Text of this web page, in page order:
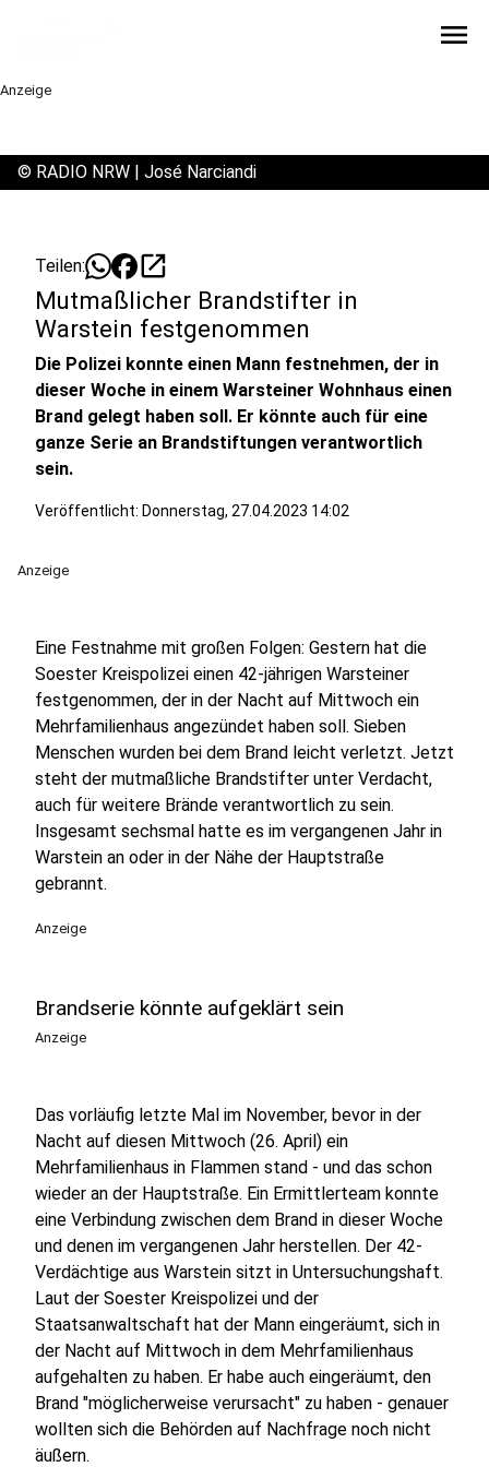
menu
Anzeige
© RADIO NRW | José Narciandi
Teilen: open_in_new
Mutmaßlicher Brandstifter in
Warstein festgenommen
Die Polizei konnte einen Mann festnehmen, der in
dieser Woche in einem Warsteiner Wohnhaus einen
Brand gelegt haben soll. Er könnte auch für eine
ganze Serie an Brandstiftungen verantwortlich
sein.
Veröffentlicht: Donnerstag, 27.04.2023 14:02
Anzeige
Eine Festnahme mit großen Folgen: Gestern hat die
Soester Kreispolizei einen 42-jährigen Warsteiner
festgenommen, der in der Nacht auf Mittwoch ein
Mehrfamilienhaus angezündet haben soll. Sieben
Menschen wurden bei dem Brand leicht verletzt. Jetzt
steht der mutmaßliche Brandstifter unter Verdacht,
auch für weitere Brände verantwortlich zu sein.
Insgesamt sechsmal hatte es im vergangenen Jahr in
Warstein an oder in der Nähe der Hauptstraße
gebrannt.
Anzeige
Brandserie könnte aufgeklärt sein
Anzeige
Das vorläufig letzte Mal im November, bevor in der
Nacht auf diesen Mittwoch (26. April) ein
Mehrfamilienhaus in Flammen stand - und das schon
wieder an der Hauptstraße. Ein Ermittlerteam konnte
eine Verbindung zwischen dem Brand in dieser Woche
und denen im vergangenen Jahr herstellen. Der 42-
Verdächtige aus Warstein sitzt in Untersuchungshaft.
Laut der Soester Kreispolizei und der
Staatsanwaltschaft hat der Mann eingeräumt, sich in
der Nacht auf Mittwoch in dem Mehrfamilienhaus
aufgehalten zu haben. Er habe auch eingeräumt, den
Brand "möglicherweise verursacht" zu haben - genauer
wollten sich die Behörden auf Nachfrage noch nicht
äußern.